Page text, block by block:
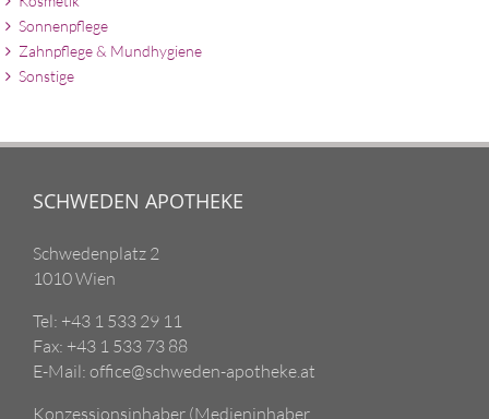
Sonnenpflege
Zahnpflege & Mundhygiene
Sonstige
SCHWEDEN APOTHEKE
Schwedenplatz 2
1010 Wien
Tel: +43 1 533 29 11
Fax: +43 1 533 73 88
E-Mail: office@schweden-apotheke.at
Konzessionsinhaber (Medieninhaber